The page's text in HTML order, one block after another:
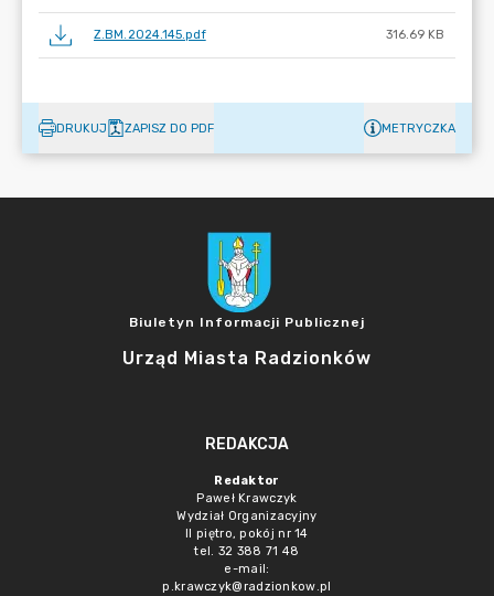
Z.BM.2024.145.pdf 316.69 KB
DRUKUJ ZAPISZ DO PDF METRYCZKA
Biuletyn Informacji Publicznej
Urząd Miasta Radzionków
REDAKCJA
Redaktor
Paweł Krawczyk
Wydział Organizacyjny
II piętro, pokój nr 14
tel. 32 388 71 48
e-mail:
p.krawczyk@radzionkow.pl